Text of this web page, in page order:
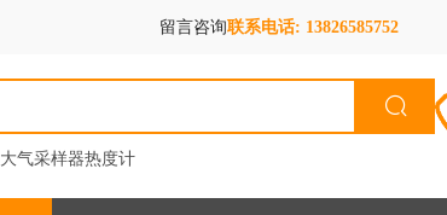
留言咨询联系电话: 13826585752
大气采样器热度计